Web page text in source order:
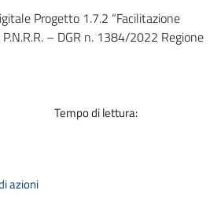
notizia
Progetto 1.7.2 “Facilitazione
– DGR n. 1384/2022 Regione
Tempo di lettura:
azioni